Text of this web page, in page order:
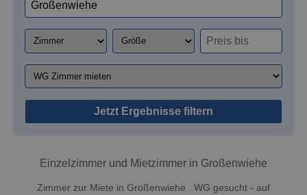
Jetzt Ergebnisse filtern
Einzelzimmer und Mietzimmer in Großenwiehe
Zimmer zur Miete in Großenwiehe . WG gesucht - auf